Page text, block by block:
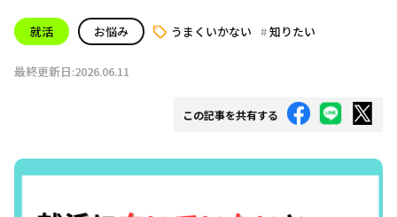
就活 お悩み うまくいかない 知りたい
最終更新日:2026.06.11
この記事を共有する